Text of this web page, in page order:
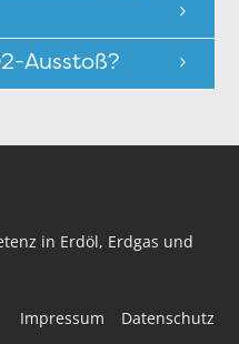
Ausstoß?
in Erdöl, Erdgas und
Impressum Datenschutz